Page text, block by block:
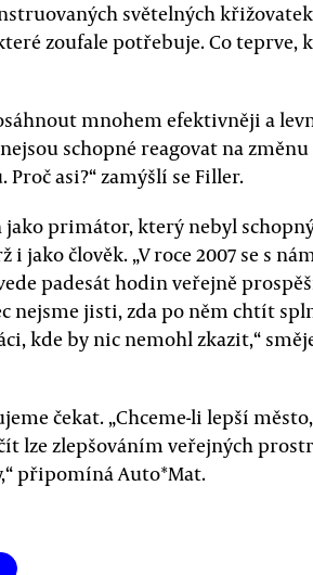
světelných
zoufale potřebuje. Co teprve,
mnohem efektivněji a
schopné reagovat na změnu
asi?“ zamýšlí se Filler.
primátor, který nebyl
člověk. „V roce 2007 se s
padesát hodin veřejně
nejsme jisti, zda po něm chtít
kde by nic nemohl zkazit,“
čekat. „Chceme-li lepší město,
lze zlepšováním veřejných
připomíná Auto*Mat.